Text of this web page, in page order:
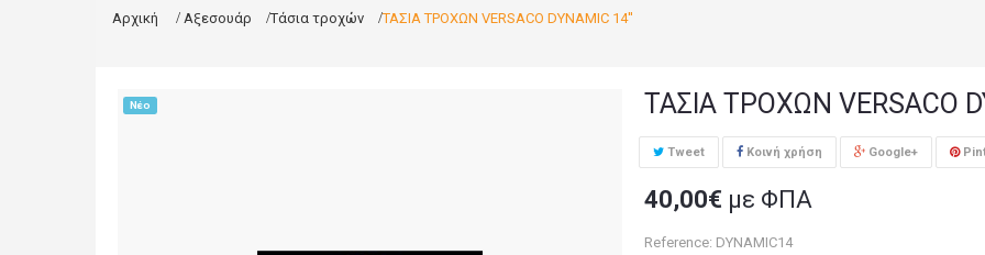
Αρχική Αξεσουάρ Τάσια τροχών ΤΑΣΙΑ ΤΡΟΧΩΝ VERSACO DYNAMIC 14''
Νέο ΤΑΣΙΑ ΤΡΟΧΩΝ VERSACO
Tweet Κοινή χρήση Google+
40,00€ με ΦΠΑ
Reference: DYNAMIC14